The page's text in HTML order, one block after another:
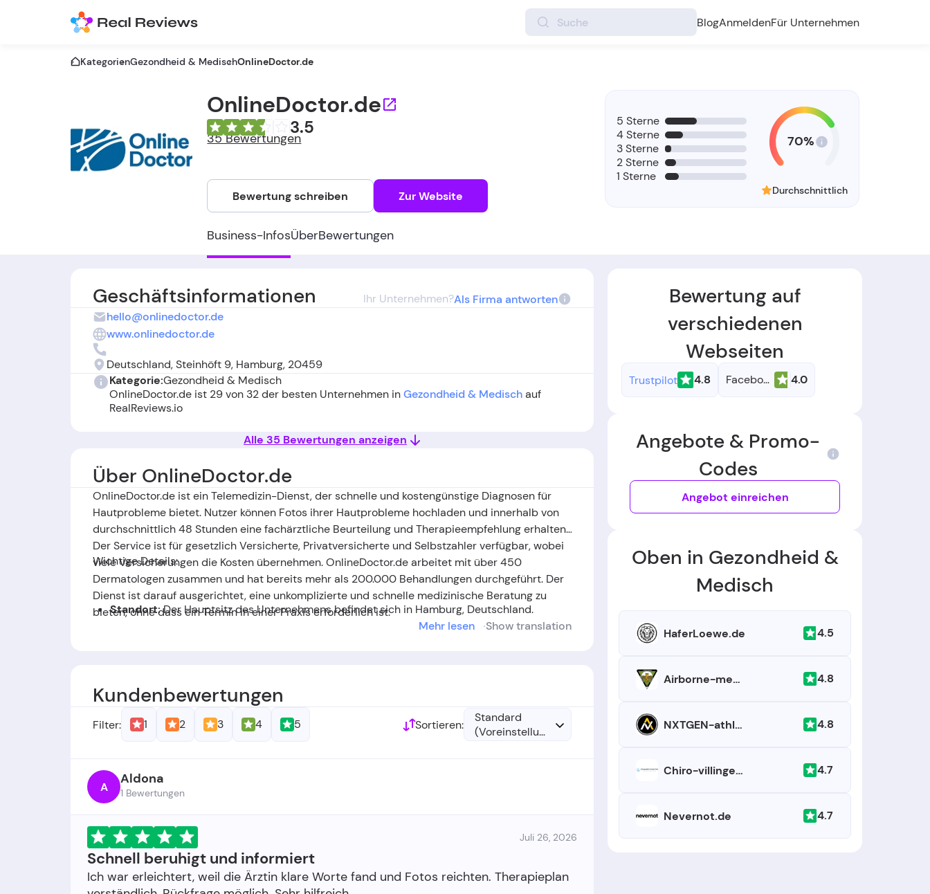
BlogAnmeldenFür Unternehmen
KategorienGezondheid & MedischOnlineDoctor.de
OnlineDoctor.de
3.5
35 Bewertungen
Bewertung schreiben Zur Website
Business-InfosÜberBewertungen
5 Sterne
4 Sterne
3 Sterne
2 Sterne
1 Sterne
70%
Durchschnittlich
Geschäftsinformationen Ihr Unternehmen?Als Firma antworten
hello@onlinedoctor.de
www.onlinedoctor.de
Deutschland, Steinhöft 9, Hamburg, 20459
Kategorie:Gezondheid & Medisch
OnlineDoctor.de ist 29 von 32 der besten Unternehmen inGezondheid & Medischauf
RealReviews.io
Alle 35 Bewertungen anzeigen
Über OnlineDoctor.de
OnlineDoctor.de ist ein Telemedizin-Dienst, der schnelle und kostengünstige Diagnosen für
Hautprobleme bietet. Nutzer können Fotos ihrer Hautprobleme hochladen und innerhalb von
durchschnittlich 48 Stunden eine fachärztliche Beurteilung und Therapieempfehlung erhalten.
Der Service ist für gesetzlich Versicherte, Privatversicherte und Selbstzahler verfügbar, wobei
viele Versicherungen die Kosten übernehmen. OnlineDoctor.de arbeitet mit über 450
Dermatologen zusammen und hat bereits mehr als 200.000 Behandlungen durchgeführt. Der
Dienst ist darauf ausgerichtet, eine unkomplizierte und schnelle medizinische Beratung zu
bieten, ohne dass ein Termin in einer Praxis erforderlich ist.
Wichtige Details:
Standort:Der Hauptsitz des Unternehmens befindet sich in Hamburg, Deutschland.
Gründungsdatum:Das Unternehmen wurde im Jahr 20
Mehr lesen Show translation
Bewertung auf
verschiedenen
Webseiten
Trustpilot 4.8 Facebook 4.0
Angebote & Promo-
Codes
Angebot einreichen
Oben in Gezondheid &
Medisch
HaferLoewe.de 4.5
Airborne-medical-group 4.8
NXTGEN-athlete.com 4.8
Chiro-villingen.de 4.7
Nevernot.de 4.7
Kundenbewertungen
Sortieren:
Standard
(Voreinstellung)
Filter: 1 2 3 4 5
A Aldona
1 Bewertungen
Juli 26, 2026
Schnell beruhigt und informiert
Ich war erleichtert, weil die Ärztin klare Worte fand und Fotos reichten. Therapieplan